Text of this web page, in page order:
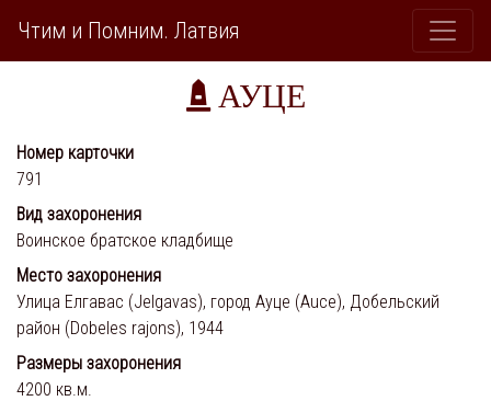
Чтим и Помним. Латвия
АУЦЕ
Номер карточки
791
Вид захоронения
Воинское братское кладбище
Место захоронения
Улица Елгавас (Jelgavas), город Ауце (Auce), Добельский
район (Dobeles rajons), 1944
Размеры захоронения
4200 кв.м.